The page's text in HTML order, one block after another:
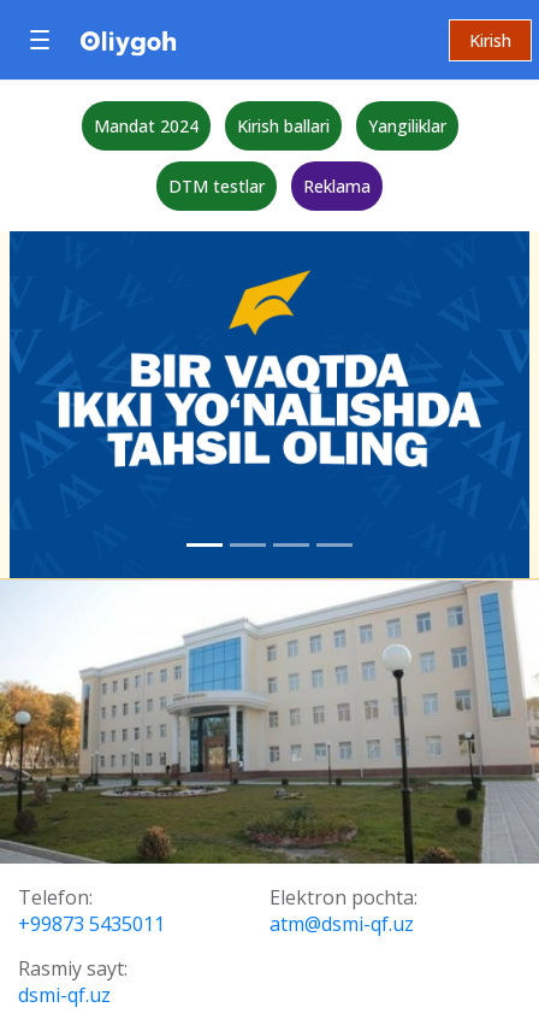
Kirish
Mandat 2024 Kirish ballari Yangiliklar
DTM testlar Reklama
Telefon:
+99873 5435011
Elektron pochta:
atm@dsmi-qf.uz
Rasmiy sayt:
dsmi-qf.uz